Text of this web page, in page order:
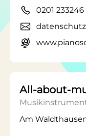
0201 233246
All-about-
Am